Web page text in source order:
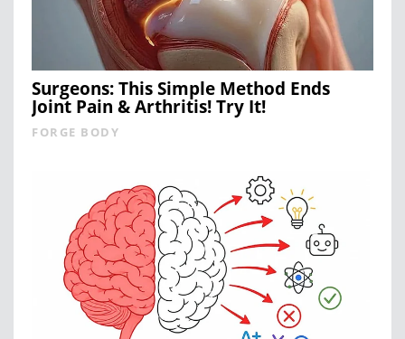
Surgeons: This Simple Method Ends
Joint Pain & Arthritis! Try It!
FORGE BODY